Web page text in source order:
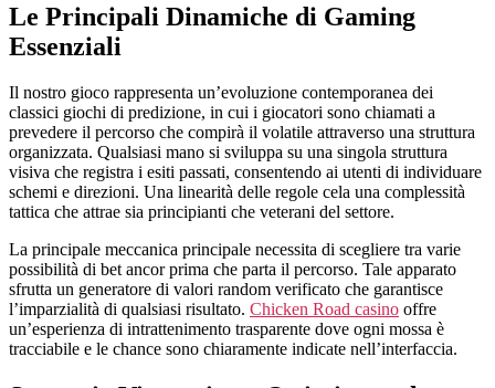
Le Principali Dinamiche di Gaming
Essenziali
Il nostro gioco rappresenta un’evoluzione contemporanea dei
classici giochi di predizione, in cui i giocatori sono chiamati a
prevedere il percorso che compirà il volatile attraverso una struttura
organizzata. Qualsiasi mano si sviluppa su una singola struttura
visiva che registra i esiti passati, consentendo ai utenti di individuare
schemi e direzioni. Una linearità delle regole cela una complessità
tattica che attrae sia principianti che veterani del settore.
La principale meccanica principale necessita di scegliere tra varie
possibilità di bet ancor prima che parta il percorso. Tale apparato
sfrutta un generatore di valori random verificato che garantisce
l’imparzialità di qualsiasi risultato. Chicken Road casino offre
un’esperienza di intrattenimento trasparente dove ogni mossa è
tracciabile e le chance sono chiaramente indicate nell’interfaccia.